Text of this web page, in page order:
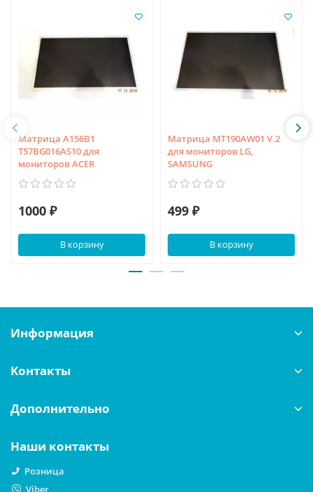
Матрица A156B1
T57BG016AS10 для
мониторов ACER
1000 ₽
В корзину
Матрица MT190AW01 V.2
для мониторов LG,
SAMSUNG
499 ₽
В корзину
Информация
Контакты
Дополнительно
Наши контакты
Розница
Viber